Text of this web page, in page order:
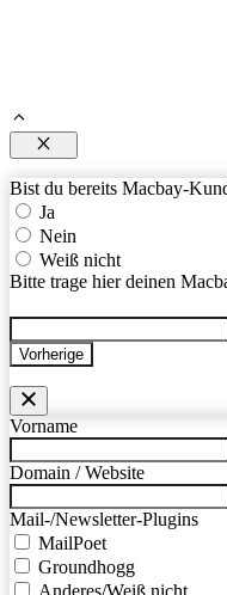
Schließen
Bist du bereits Macbay-
Ja
Nein
Weiß nicht
Bitte trage hier deinen
Vorherige
Vorname
Domain / Website
Mail-/Newsletter-Plugins
MailPoet
Groundhogg
Anderes/Weiß nicht